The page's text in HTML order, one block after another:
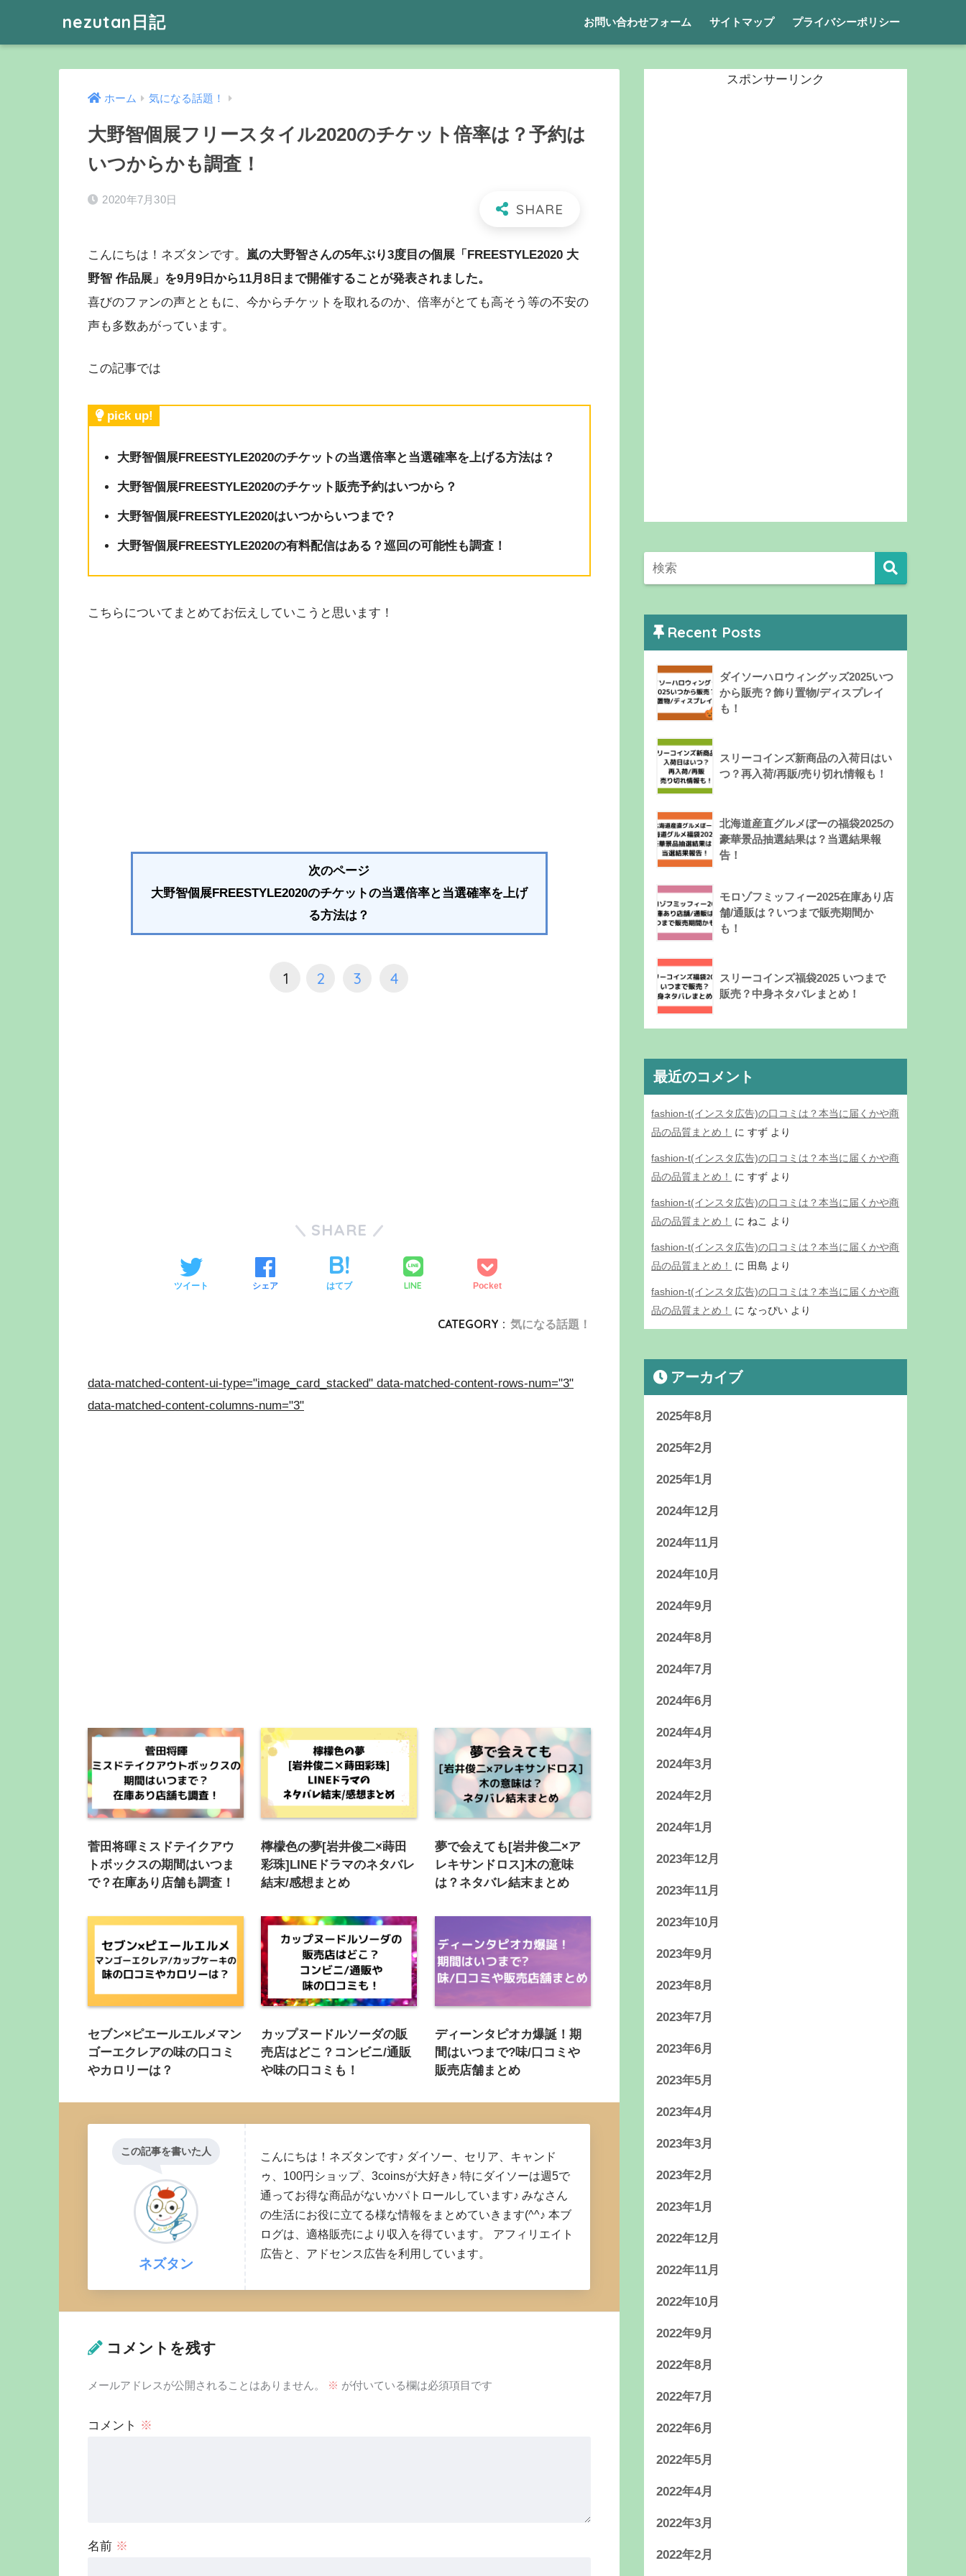
nezutan日記 お問い合わせフォーム サイトマップ プライバシーポリシー
ホーム 気になる話題！
大野智個展フリースタイル2020のチケット倍率は？予約は
いつからかも調査！
2020年7月30日
こんにちは！ネズタンです。 嵐の大野智さんの5年ぶり3度目の個展「FREESTYLE2020 大
野智 作品展」を9月9日から11月8日まで開催することが発表されました。
喜びのファンの声とともに、今からチケットを取れるのか、倍率がとても高そう等の不安の
声も多数あがっています。
この記事では
pick up!
大野智個展FREESTYLE2020のチケットの当選倍率と当選確率を上げる方法は？
大野智個展FREESTYLE2020のチケット販売予約はいつから？
大野智個展FREESTYLE2020はいつからいつまで？
大野智個展FREESTYLE2020の有料配信はある？巡回の可能性も調査！
こちらについてまとめてお伝えしていこうと思います！
次のページ
大野智個展FREESTYLE2020のチケットの当選倍率と当選確率を上げ
る方法は？
1 2 3 4
SHARE
ツイート シェア はてブ LINE Pocket
CATEGORY : 気になる話題！
data-matched-content-ui-type="image_card_stacked" data-matched-content-rows-num="3"
data-matched-content-columns-num="3"
菅田将暉ミスドテイクアウ
トボックスの期間はいつま
で？在庫あり店舗も調査！
檸檬色の夢[岩井俊二×蒔田
彩珠]LINEドラマのネタバレ
結末/感想まとめ
夢で会えても[岩井俊二×ア
レキサンドロス]木の意味
は？ネタバレ結末まとめ
セブン×ピエールエルメマン
ゴーエクレアの味の口コミ
やカロリーは？
カップヌードルソーダの販
売店はどこ？コンビニ/通販
や味の口コミも！
ディーンタピオカ爆誕！期
間はいつまで?味/口コミや
販売店舗まとめ
この記事を書いた人
ネズタン
こんにちは！ネズタンです♪ ダイソー、セリア、キャンド
ゥ、100円ショップ、3coinsが大好き♪ 特にダイソーは週5で
通ってお得な商品がないかパトロールしています♪ みなさん
の生活にお役に立てる様な情報をまとめていきます(^^♪ 本ブ
ログは、適格販売により収入を得ています。 アフィリエイト
広告と、アドセンス広告を利用しています。
コメントを残す
メールアドレスが公開されることはありません。 ※ が付いている欄は必須項目です
コメント ※
名前 ※
スポンサーリンク
Recent Posts
ダイソーハロウィングッズ2025いつ
から販売？飾り置物/ディスプレイ
も！
スリーコインズ新商品の入荷日はい
つ？再入荷/再販/売り切れ情報も！
北海道産直グルメぼーの福袋2025の
豪華景品抽選結果は？当選結果報
告！
モロゾフミッフィー2025在庫あり店
舗/通販は？いつまで販売期間か
も！
スリーコインズ福袋2025 いつまで
販売？中身ネタバレまとめ！
最近のコメント
fashion-t(インスタ広告)の口コミは？本当に届くかや商
品の品質まとめ！
にすず より
fashion-t(インスタ広告)の口コミは？本当に届くかや商
品の品質まとめ！
にすず より
fashion-t(インスタ広告)の口コミは？本当に届くかや商
品の品質まとめ！
に ねこ より
fashion-t(インスタ広告)の口コミは？本当に届くかや商
品の品質まとめ！
に 田島 より
fashion-t(インスタ広告)の口コミは？本当に届くかや商
品の品質まとめ！
に なっぴい より
アーカイブ
2025年8月
2025年2月
2025年1月
2024年12月
2024年11月
2024年10月
2024年9月
2024年8月
2024年7月
2024年6月
2024年4月
2024年3月
2024年2月
2024年1月
2023年12月
2023年11月
2023年10月
2023年9月
2023年8月
2023年7月
2023年6月
2023年5月
2023年4月
2023年3月
2023年2月
2023年1月
2022年12月
2022年11月
2022年10月
2022年9月
2022年8月
2022年7月
2022年6月
2022年5月
2022年4月
2022年3月
2022年2月